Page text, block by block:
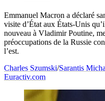
Emmanuel Macron a déclaré
visite d’État aux États-Unis
nouveau à Vladimir Poutine,
préoccupations de la Russie
l’est.
Charles Szumski/Sarantis
Euractiv.com